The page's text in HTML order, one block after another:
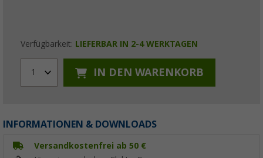
Verfügbarkeit: LIEFERBAR IN 2-4 WERKTAGEN
1 IN DEN WARENKORB
INFORMATIONEN & DOWNLOADS
Versandkostenfrei ab 50 €